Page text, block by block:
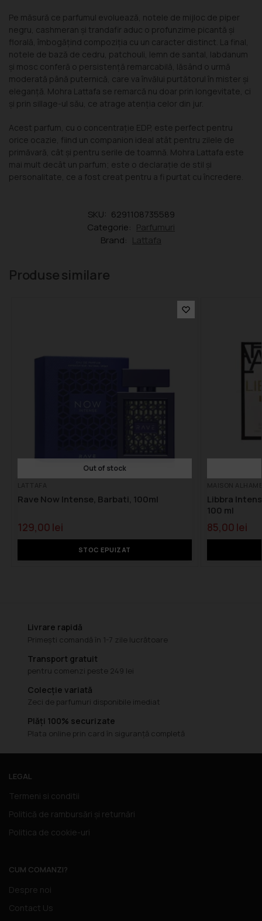
Pe măsură ce parfumul evoluează, notele de mijloc de piper
negru, cashmeran și trandafir aduc o profunzime picantă și
florală, îmbogățind compoziția cu un caracter distinct. La final,
notele de bază de cedru, patchouli, lemn de santal, labdanum
și mosc conferă o persistență remarcabilă, lăsând o urmă
moderată până puternică, care va învălui purtătorul în mister și
eleganță. Mohra Lattafa se remarcă nu doar prin longevitate, ci
și prin sillage-ul său, ce atrage atenția celor din jur.
Acest parfum, cu o concentrație EDP, este perfect pentru
orice ocazie, fiind un companion ideal atât pentru zilele de
primăvară, cât și pentru serile de toamnă. Mohra Lattafa este
mai mult decât un parfum; este o declarație de stil și
personalitate, ce a fost creat pentru a fi purtat cu încredere.
SKU: 6291108735589
Categorie: Parfumuri
Brand: Lattafa
Produse similare
Out of stock
Rave Now Intense, Barbati, 100ml
129,00 lei
STOC EPUIZAT
Libbra
100 ml
85,00 lei
Livrare rapidă
Primești comandă în 1-7 zile lucrătoare
Transport gratuit
pentru comenzi peste 249 lei
Colecție variată
Zeci de parfumuri disponibile imediat
Plăți 100% securizate
Plata online prin card în siguranță completă
LEGAL
Termeni si conditii
Politică de rambursări și returnări
Politica de cookie-uri
CUM COMANZI?
Despre noi
Contact Us